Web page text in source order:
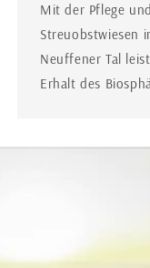
Mit der Pflege
Streuobstwiesen
Neuffener Tal
Erhalt des